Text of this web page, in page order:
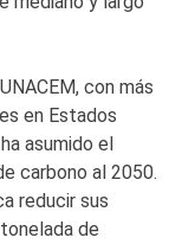
con más
en Estados
asumido el
carbono al 2050.
reducir sus
de